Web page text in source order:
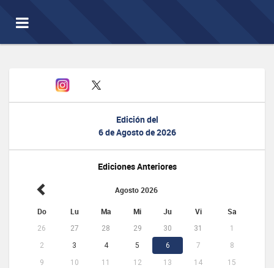
Toggle
navigation
Edición del
6 de Agosto de 2026
Ediciones Anteriores
Agosto 2026
Do Lu Ma Mi Ju Vi Sa
26 27 28 29 30 31
1
2
3 4 5 6 7
8
9
10 11 12 13 14
15